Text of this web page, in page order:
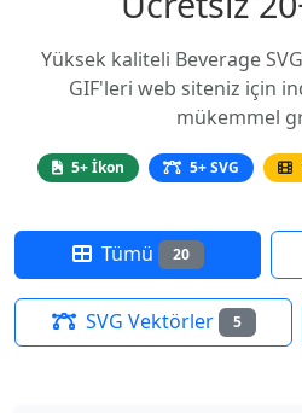
Yüksek kaliteli Beverage
GIF'leri web siteniz için
mükemmel
5+ İkon 5+ SVG
Tümü 20
SVG Vektörler 5